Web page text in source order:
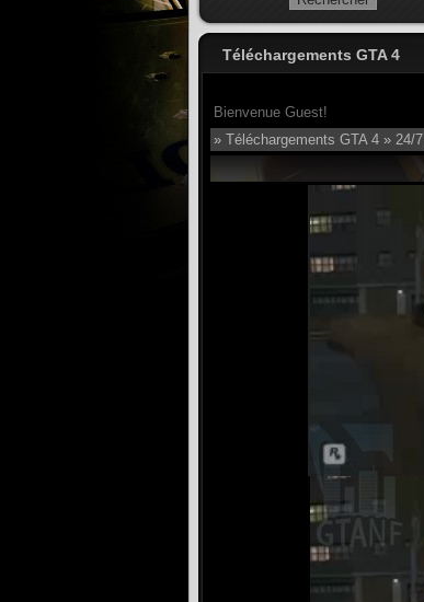
Téléchargements GTA 4
Bienvenue Guest!
» Téléchargements GTA 4 » 24/7